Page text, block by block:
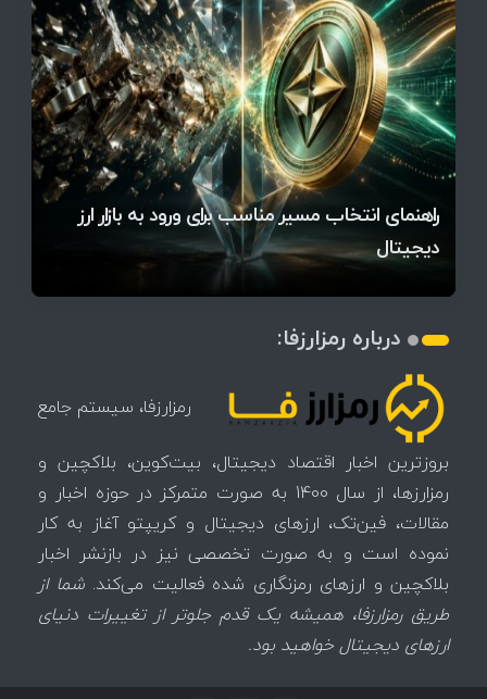
راهنمای انتخاب مسیر مناسب برای ورود به بازار ارز
دیجیتال
چرا سرعت تراکنش‌ها در اقتصاد دیجیتال اهمیت دارد؟
آخرین وضعیت بازار رمزارزها در جهان / مهم‌ترین
تهدید بیت‌کوین مشخص شد
اتفاق تاریخی در بازار رمزارزها / بیت‌کوین سبز شد
قیمت تتر، بیت‌کوین و اتریوم امروز دوشنبه ۵ مرداد
۱۴۰۵ | بیت‌کوین این مرز را از دست بدهد، همه‌چیز
تغییر می‌کند
رقابت پنهان دولت‌ها بر سر بیت‌کوین/ ۱۰ کشور برتر
کدامند؟
اتفاق مهم در بازار رمزارزها / بیت‌کوین وارد فاز تازه شد
تازه‌ترین رسوایی ارز دیجیتال؛ شکایت میلیاردی روی
میز / ۶۲۲ بیت‌کوین کجا رفت؟
درباره رمزارزفا:
رمزارزفا، سیستم جامع
بروزترین اخبار اقتصاد دیجیتال، بیت‌کوین، بلاکچین و
رمزارزها، از سال 1400 به صورت متمرکز در حوزه اخبار و
مقالات، فین‌تک، ارزهای‌ دیجیتال و کریپتو آغاز به کار
نموده است و به صورت تخصصی نیز در بازنشر اخبار
بلاکچین و ارزهای رمزنگاری شده فعالیت می‌کند.شما از
طریق رمزارزفا، همیشه یک قدم جلوتر از تغییرات دنیای
ارزهای دیجیتال خواهید بود.